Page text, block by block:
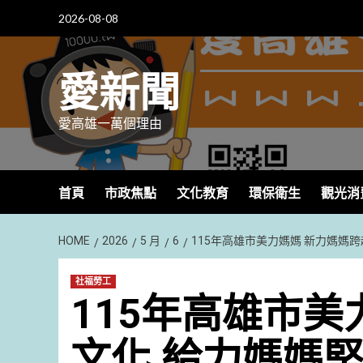
2026-08-08
愛新聞
愛高雄一萬個理由
首頁 市政焦點 文化教育 環保衛生 觀光消
HOME 2026 5 月 6 115年高雄市美力媽媽 新力媽媽
社福勞工
115年高雄市美